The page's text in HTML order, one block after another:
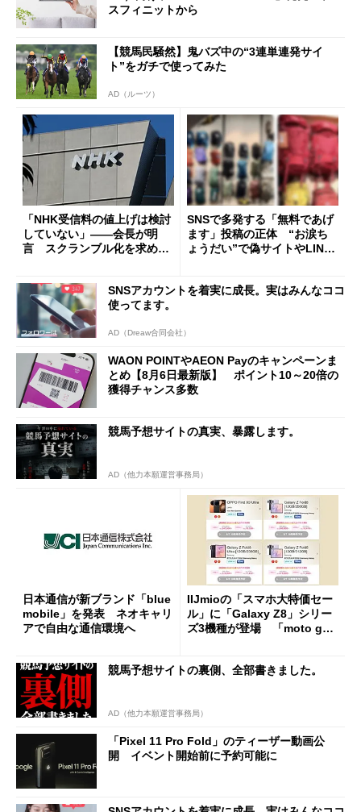
スフィニットから
【競馬民騒然】鬼バズ中の“3連単連発サイ
ト”をガチで使ってみた
AD（ルーツ）
「NHK受信料の値上げは検討
していない」――会長が明
言 スクランブル化を求める
SNSで多発する「無料であげ
ます」投稿の正体 “お涙ち
ょうだい”で偽サイトやLINE
SNSアカウントを着実に成長。実はみんなココ
使ってます。
AD（Dreaw合同会社）
WAON POINTやAEON Payのキャンペーンま
とめ【8月6日最新版】 ポイント10～20倍の
獲得チャンス多数
競馬予想サイトの真実、暴露します。
AD（他力本願運営事務局）
日本通信が新ブランド「blue
mobile」を発表 ネオキャリ
アで自由な通信環境へ
IIJmioの「スマホ大特価セー
ル」に「Galaxy Z8」シリー
ズ3機種が登場 「moto g37
競馬予想サイトの裏側、全部書きました。
AD（他力本願運営事務局）
「Pixel 11 Pro Fold」のティーザー動画公
開 イベント開始前に予約可能に